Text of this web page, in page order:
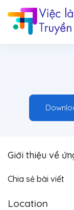
Giới thiệu về
Chia sẻ bài viết
Location